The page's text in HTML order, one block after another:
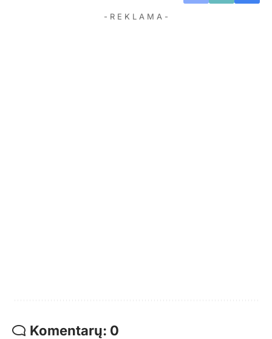
- R E K L A M A -
Komentarų: 0